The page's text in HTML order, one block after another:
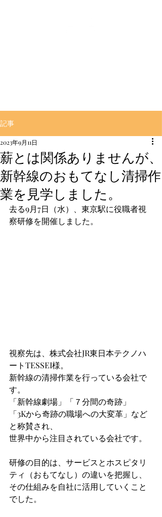
記事
薪とは関係ありませんが、
新幹線のおもてなし清掃作
業を見学しました。
2023年9月11日
去る9月7日（水）、東京駅に役職者視
察研修を開催しました。
視察先は、株式会社JR東日本テクノハ
ートTESSEI様。
新幹線の清掃作業を行っている会社で
す。
「新幹線劇場」「７分間の奇跡」
「3Kから奇跡の職場への大変革」など
と称賛され、
世界中から注目されている会社です。
研修の目的は、サービスとホスピタリ
ティ（おもてなし）の違いを把握し、
その仕組みを自社に活用していくこと
でした。